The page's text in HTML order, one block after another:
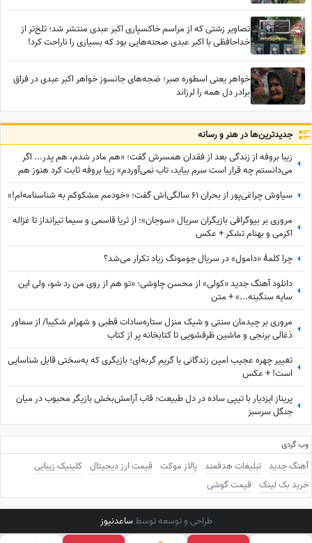
تصاویر زشتی که از مراسم خاکسپاری اکبر عبدی منتشر شد؛ تلخ‌تر از
خداحافظی با اکبر عبدی صحنه‌هایی بود که بسیاری را ناراحت کرد!
خواهر یعنی اسطوره صبر؛ ضجه‌های جانسوز خواهر اکبر عبدی در فراق
برادر دل همه را لرزاند
جدید‌ترین‌ها در هنر و رسانه
زیبا بروفه از زندگی بعد از فقدان همسرش گفت؛ «هم مادر شدم، هم پدر... اگر
می‌دانستم چه قرار است سرم بیاید، تاب نمی‌آوردم» زیبا بروفه ثابت کرد هنوز هم
آدم وفادار پیدا میشه
سیاوش چراغی‌پور از بحران 61 سالگی‌اش گفت؛ «خودمم مشکوکم به شناسنامه‌ام!»
مروری بر بیوگرافی بازیگران سریال «سوجان»؛ از ثریا قاسمی و سیما تیرانداز تا غزاله
اکرمی و بهنام تشکر + عکس
چرا کلمۀ «دامول» در سریال جومونگ زیاد تکرار می‌شد؟
دانلود آهنگ جدید «کولی» از محسن چاوشی؛ «تو هم از روی من رد شو، ولی این
سایه سنگینه...» + متن
مروری بر چیدمان سنتی و شیک منزل ستاره‌سادات قطبی و شهرام شکیبا/ از سماور
ذغالی برنجی و ماشین ظرفشویی تا کتابخانه پر از کتاب
تغییر چهره عجیب امین زندگانی با گریم گربه‌ای؛ بازیگری که به‌سختی قابل شناسایی
است! + عکس
پریناز ایزدیار با تیپی ساده در دل طبیعت؛ قاب آرامش‌بخش بازیگر محبوب در میان
جنگل سرسبز
وب گردی
آهنگ جدید تبلیغات هدفمند پالاز موکت قیمت ارز دیجیتال کلینیک زیبایی
خرید بک لینک قیمت گوشی
طراحی و توسعه توسطساعدنیوز